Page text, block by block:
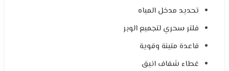
تحديد مدخل المياه
فلتر سحري لتجميع الوبر
قاعدة متينة وقوية
غطاء شفاف انيق